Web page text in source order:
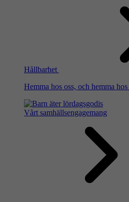
Hållbarhet
Hemma hos oss, och hemma
Vårt samhällsengagemang